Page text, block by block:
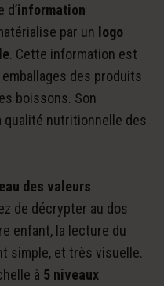
d’information
par un logo
. Cette information est
des produits
boissons. Son
nutritionnelle des
des valeurs
de décrypter au dos
enfant, la lecture du
simple, et très visuelle.
à 5 niveaux